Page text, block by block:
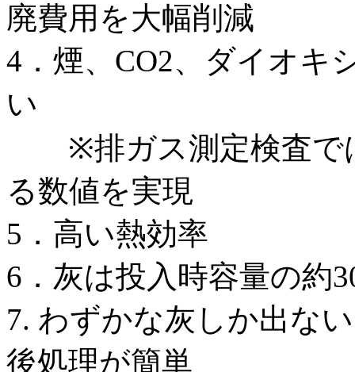
廃費用を大幅削減
4．煙、CO2、ダイオキ
い
※排ガス測定検査で
る数値を実現
5．高い熱効率
6．灰は投入時容量の約
7. わずかな灰しか出な
後処理が簡単